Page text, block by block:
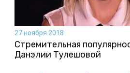
27 ноября 2018
Стремительная
Данэлии Тулешовой